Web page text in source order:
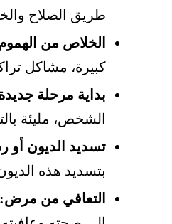
طريق الصلاح
الخلاص من
كبيرة، مشاكل
بداية مرحلة
الشخص، مليئة
تسديد الديون أو
بتسديد هذه
التعافي من مرض: